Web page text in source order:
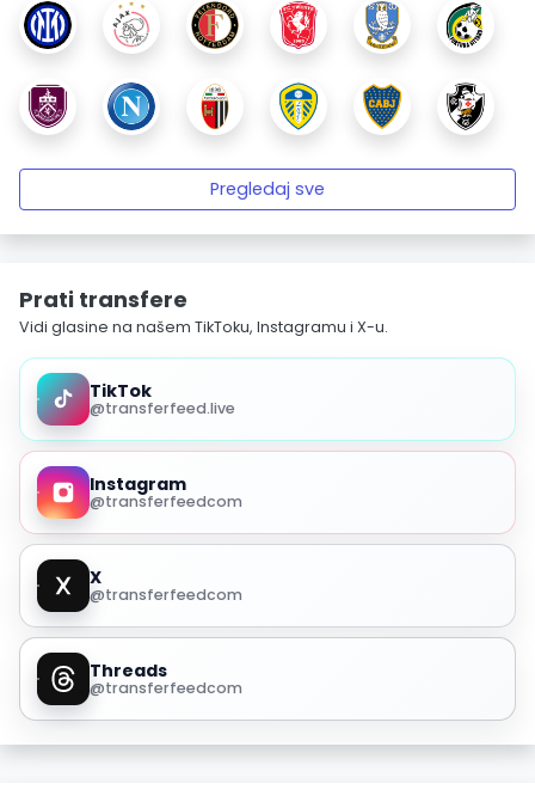
Pregledaj sve
Prati transfere
Vidi glasine na našem TikToku, Instagramu i X-u.
TikTok
@transferfeed.live
Instagram
@transferfeedcom
X
@transferfeedcom
Threads
@transferfeedcom